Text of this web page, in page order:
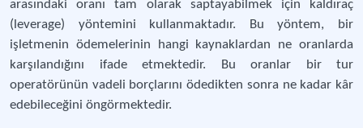
arasındaki oranı tam olarak saptayabilmek için kaldıraç
(leverage) yöntemini kullanmaktadır. Bu yöntem, bir
işletmenin ödemelerinin hangi kaynaklardan ne oranlarda
karşılandığını ifade etmektedir. Bu oranlar bir tur
operatörünün vadeli borçlarını ödedikten sonra ne kadar kâr
edebileceğini öngörmektedir.